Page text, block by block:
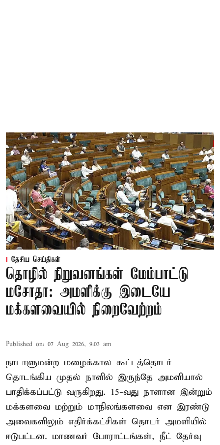
தேசிய செய்திகள்
தொழில் நிறுவனங்கள் மேம்பாட்டு
மசோதா: அமளிக்கு இடையே
மக்களவையில் நிறைவேற்றம்
Published on: 07 Aug 2026, 9:03 am
நாடாளுமன்ற மழைக்கால கூட்டத்தொடர்
தொடங்கிய முதல் நாளில் இருந்தே அமளியால்
பாதிக்கப்பட்டு வருகிறது. 15-வது நாளான இன்றும்
மக்களவை மற்றும் மாநிலங்களவை என இரண்டு
அவைகளிலும் எதிர்க்கட்சிகள் தொடர் அமளியில்
ஈடுபட்டன. மாணவர் போராட்டங்கள், நீட் தேர்வு